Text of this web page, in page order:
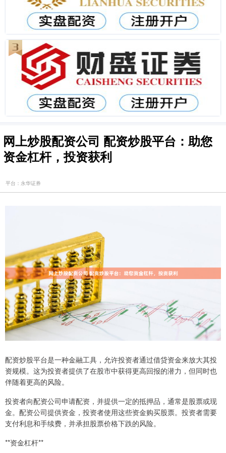
网上炒股配资公司 配资炒股平台：助您
资金杠杆，投资获利
平台：永华证券
配资炒股平台是一种金融工具，允许投资者通过借贷资金来放大其投
资规模。这为投资者提供了在股市中获得更高回报的潜力，但同时也
伴随着更高的风险。
投资者向配资公司申请配资，并提供一定的抵押品，通常是股票或现
金。配资公司提供资金，投资者使用这些资金购买股票。投资者需要
支付利息和手续费，并承担股票价格下跌的风险。
**资金杠杆**